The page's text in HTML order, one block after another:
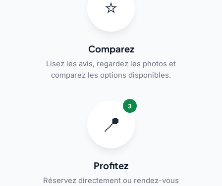
⭐
Comparez
Lisez les avis, regardez les photos et
comparez les options disponibles.
📍
3
Profitez
Réservez directement ou rendez-vous